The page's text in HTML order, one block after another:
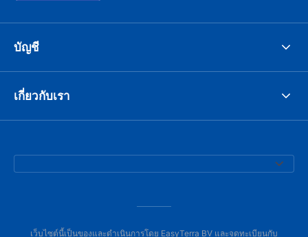
บัญชี
เกี่ยวกับเรา
เว็บไซต์นี้เป็นของและดำเนินการโดย EasyTerra BV และจดทะเบียนกับ